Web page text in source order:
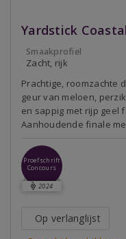
Yardstick
Smaakprofiel
Zacht, rijk
Prachtige, roomzachte
geur van meloen,
en sappig met rijp geel
Aanhoudende finale
Proefschrift
Concours
2024
Op verlanglijst